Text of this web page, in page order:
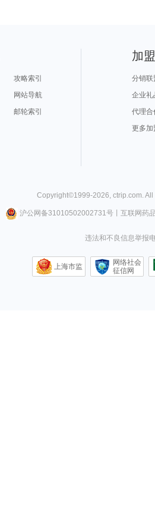
攻略索引
网站导航
邮轮索引
加
分销联
企业礼
代理合
更多加
Copyright©1999-2026 ctrip.com .
沪公网备31010502002731号丨 互联网药
违法和不良信息举报
上海市监
网络社会
征信网